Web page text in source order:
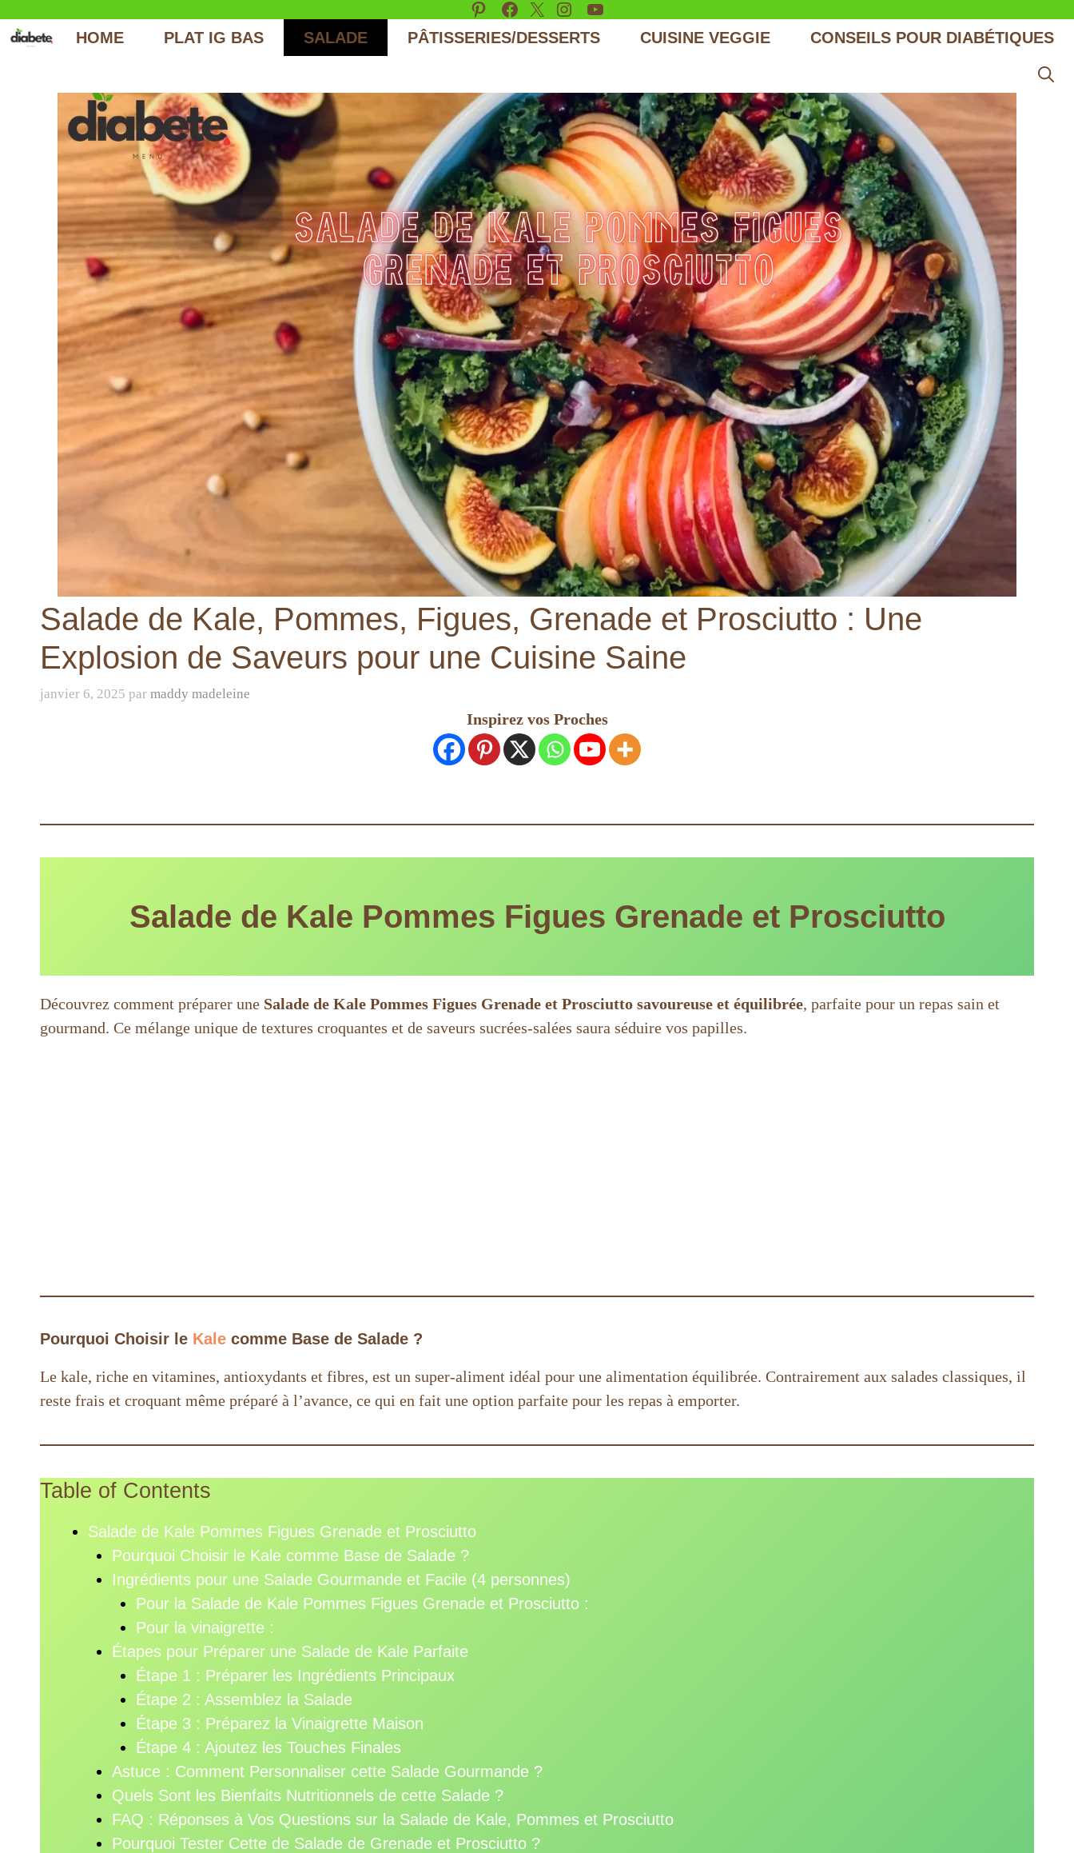
au
Pinterest
Facebook
X Instagram
YouTube
HOME PLAT IG BAS SALADE PÂTISSERIES/DESSERTS CUISINE VEGGIE CONSEILS POUR DIABÉTIQUES
Salade de Kale, Pommes, Figues, Grenade et Prosciutto : Une
Explosion de Saveurs pour une Cuisine Saine
janvier 6, 2025 par maddy madeleine
Inspirez vos Proches
Salade de Kale Pommes Figues Grenade et Prosciutto
Découvrez comment préparer une Salade de Kale Pommes Figues Grenade et Prosciutto savoureuse et équilibrée, parfaite pour un repas sain et
gourmand. Ce mélange unique de textures croquantes et de saveurs sucrées-salées saura séduire vos papilles.
Pourquoi Choisir le Kale comme Base de Salade ?
Le kale, riche en vitamines, antioxydants et fibres, est un super-aliment idéal pour une alimentation équilibrée. Contrairement aux salades classiques, il
reste frais et croquant même préparé à l’avance, ce qui en fait une option parfaite pour les repas à emporter.
Table of Contents
Salade de Kale Pommes Figues Grenade et Prosciutto
Pourquoi Choisir le Kale comme Base de Salade ?
Ingrédients pour une Salade Gourmande et Facile (4 personnes)
Pour la Salade de Kale Pommes Figues Grenade et Prosciutto :
Pour la vinaigrette :
Étapes pour Préparer une Salade de Kale Parfaite
Étape 1 : Préparer les Ingrédients Principaux
Étape 2 : Assemblez la Salade
Étape 3 : Préparez la Vinaigrette Maison
Étape 4 : Ajoutez les Touches Finales
Astuce : Comment Personnaliser cette Salade Gourmande ?
Quels Sont les Bienfaits Nutritionnels de cette Salade ?
FAQ : Réponses à Vos Questions sur la Salade de Kale, Pommes et Prosciutto
Pourquoi Tester Cette de Salade de Grenade et Prosciutto ?